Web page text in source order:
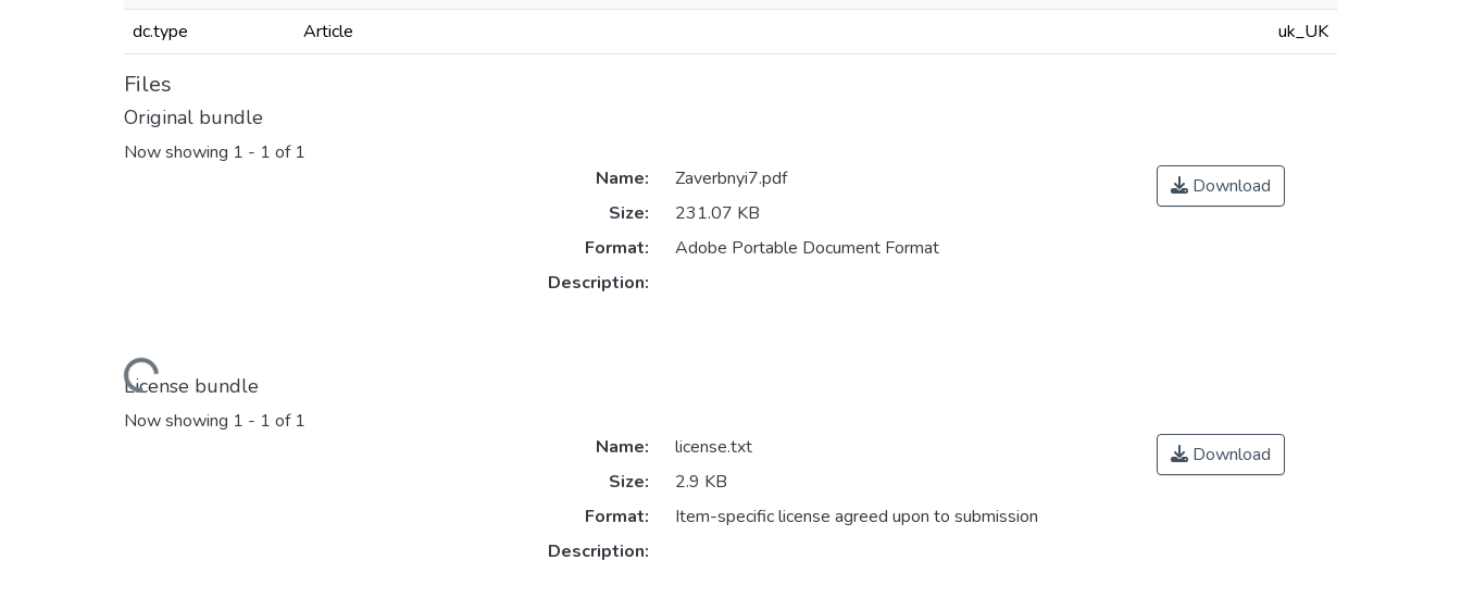
dc.type Article uk_UK
Files
Original bundle
Now showing 1 - 1 of 1
Loading...
Name:
Zaverbnyi7.pdf
Size:
231.07 KB
Format:
Adobe Portable Document Format
Description:
Download
License bundle
Now showing 1 - 1 of 1
Name:
license.txt
Size:
2.9 KB
Format:
Item-specific license agreed upon to submission
Description:
Download